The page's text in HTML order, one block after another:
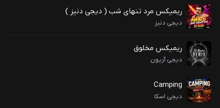
ریمیکس مرد تنهای شب ( دیجی دنیز )
دیجی دنیز
ریمیکس مخلوق
دیجی آریون
Camping
دیجی اسکا